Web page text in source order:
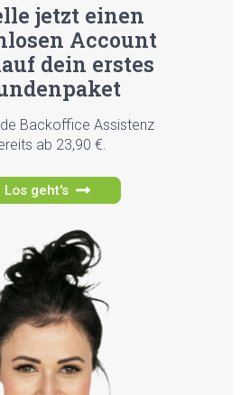
jetzt einen
Account
dein ers­tes
Back­of­fice Assis­tenz
ab 23,90 €.
Los geht's